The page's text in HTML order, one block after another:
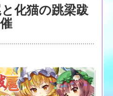
と化猫の跳梁跋